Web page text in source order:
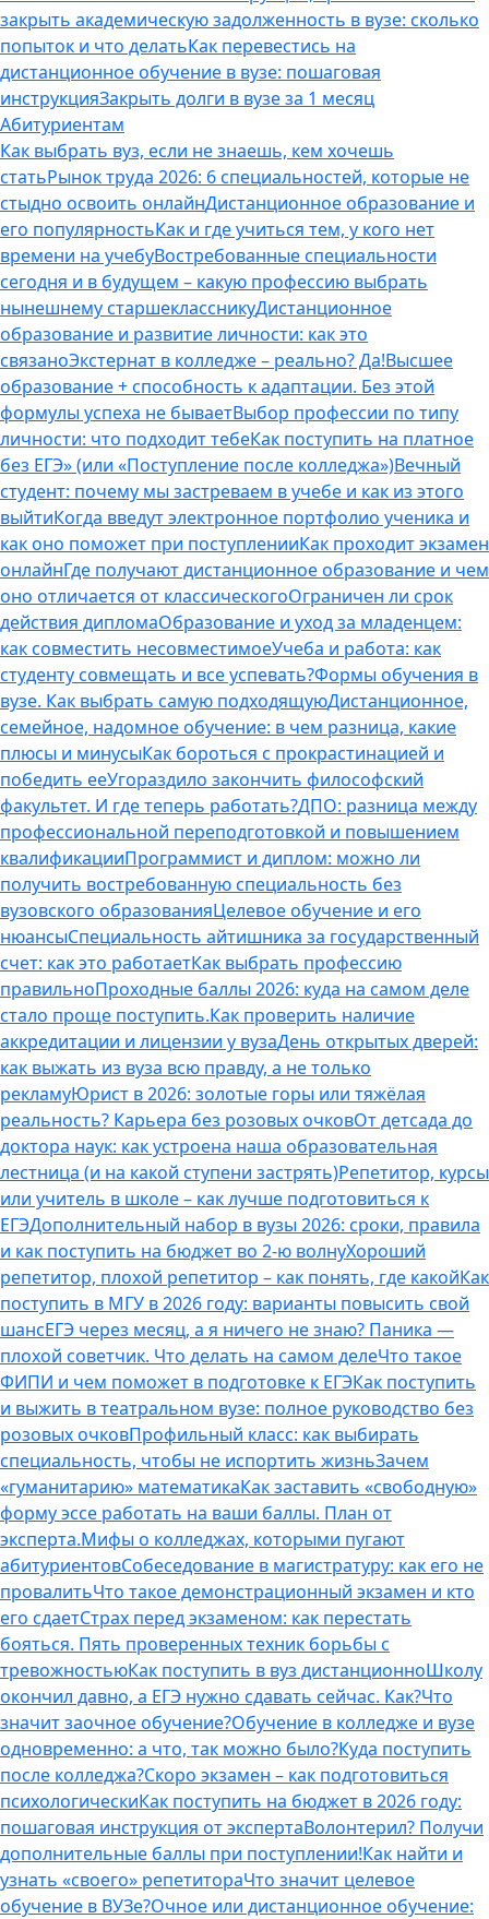
закрыть академическую задолженность в вузе: сколько
попыток и что делатьКак перевестись на
дистанционное обучение в вузе: пошаговая
инструкцияЗакрыть долги в вузе за 1 месяц
Абитуриентам
Как выбрать вуз, если не знаешь, кем хочешь
статьРынок труда 2026: 6 специальностей, которые не
стыдно освоить онлайнДистанционное образование и
его популярностьКак и где учиться тем, у кого нет
времени на учебуВостребованные специальности
сегодня и в будущем – какую профессию выбрать
нынешнему старшеклассникуДистанционное
образование и развитие личности: как это
связаноЭкстернат в колледже – реально? Да!Высшее
образование + способность к адаптации. Без этой
формулы успеха не бываетВыбор профессии по типу
личности: что подходит тебеКак поступить на платное
без ЕГЭ» (или «Поступление после колледжа»)Вечный
студент: почему мы застреваем в учебе и как из этого
выйтиКогда введут электронное портфолио ученика и
как оно поможет при поступленииКак проходит экзамен
онлайнГде получают дистанционное образование и чем
оно отличается от классическогоОграничен ли срок
действия дипломаОбразование и уход за младенцем:
как совместить несовместимоеУчеба и работа: как
студенту совмещать и все успевать?Формы обучения в
вузе. Как выбрать самую подходящуюДистанционное,
семейное, надомное обучение: в чем разница, какие
плюсы и минусыКак бороться с прокрастинацией и
победить ееУгораздило закончить философский
факультет. И где теперь работать?ДПО: разница между
профессиональной переподготовкой и повышением
квалификацииПрограммист и диплом: можно ли
получить востребованную специальность без
вузовского образованияЦелевое обучение и его
нюансыСпециальность айтишника за государственный
счет: как это работаетКак выбрать профессию
правильноПроходные баллы 2026: куда на самом деле
стало проще поступить.Как проверить наличие
аккредитации и лицензии у вузаДень открытых дверей:
как выжать из вуза всю правду, а не только
рекламуЮрист в 2026: золотые горы или тяжёлая
реальность? Карьера без розовых очковОт детсада до
доктора наук: как устроена наша образовательная
лестница (и на какой ступени застрять)Репетитор, курсы
или учитель в школе – как лучше подготовиться к
ЕГЭДополнительный набор в вузы 2026: сроки, правила
и как поступить на бюджет во 2‑ю волнуХороший
репетитор, плохой репетитор – как понять, где какойКак
поступить в МГУ в 2026 году: варианты повысить свой
шансЕГЭ через месяц, а я ничего не знаю? Паника —
плохой советчик. Что делать на самом делеЧто такое
ФИПИ и чем поможет в подготовке к ЕГЭКак поступить
и выжить в театральном вузе: полное руководство без
розовых очковПрофильный класс: как выбирать
специальность, чтобы не испортить жизньЗачем
«гуманитарию» математикаКак заставить «свободную»
форму эссе работать на ваши баллы. План от
эксперта.Мифы о колледжах, которыми пугают
абитуриентовСобеседование в магистратуру: как его не
провалитьЧто такое демонстрационный экзамен и кто
его сдаетСтрах перед экзаменом: как перестать
бояться. Пять проверенных техник борьбы с
тревожностьюКак поступить в вуз дистанционноШколу
окончил давно, а ЕГЭ нужно сдавать сейчас. Как?Что
значит заочное обучение?Обучение в колледже и вузе
одновременно: а что, так можно было?Куда поступить
после колледжа?Скоро экзамен – как подготовиться
психологическиКак поступить на бюджет в 2026 году:
пошаговая инструкция от экспертаВолонтерил? Получи
дополнительные баллы при поступлении!Как найти и
узнать «своего» репетитораЧто значит целевое
обучение в ВУЗе?Очное или дистанционное обучение: